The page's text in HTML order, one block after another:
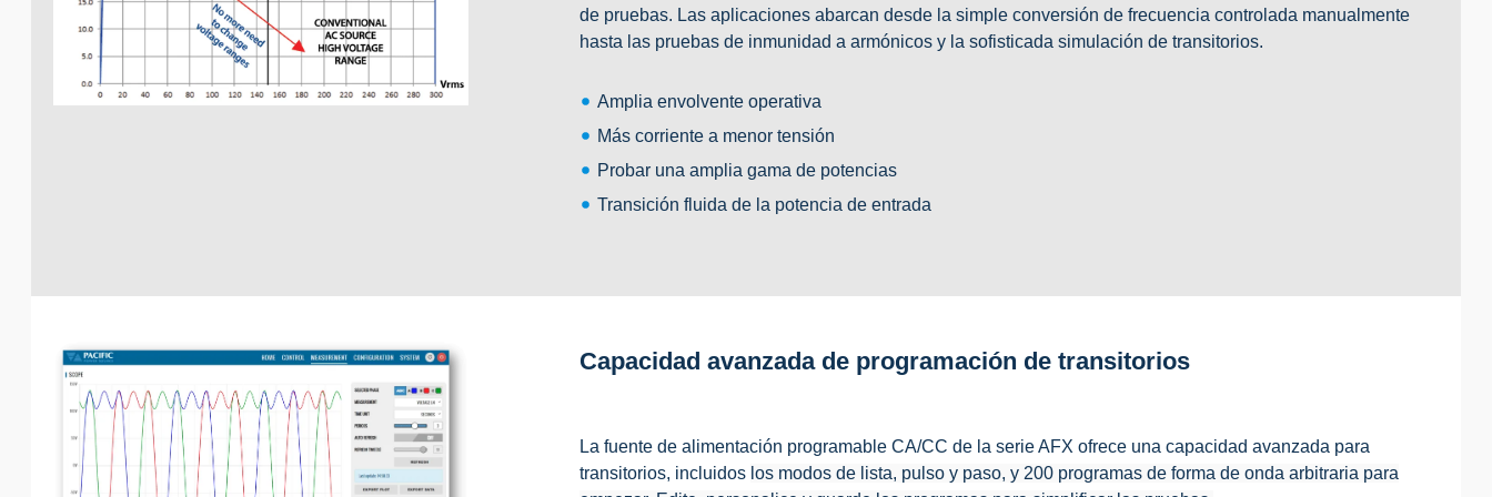
de pruebas. Las aplicaciones abarcan desde la simple conversión de frecuencia controlada manualmente
hasta las pruebas de inmunidad a armónicos y la sofisticada simulación de transitorios.
Amplia envolvente operativa
Más corriente a menor tensión
Probar una amplia gama de potencias
Transición fluida de la potencia de entrada
Capacidad avanzada de programación de transitorios
La fuente de alimentación programable CA/CC de la serie AFX ofrece una capacidad avanzada para
transitorios, incluidos los modos de lista, pulso y paso, y 200 programas de forma de onda arbitraria para